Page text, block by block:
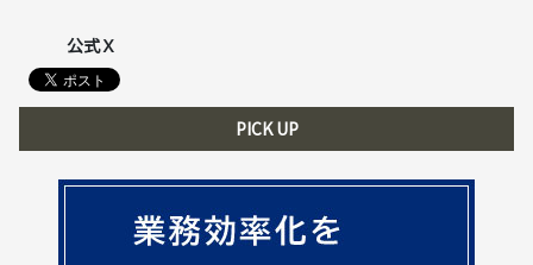
公式Ｘ
PICK UP